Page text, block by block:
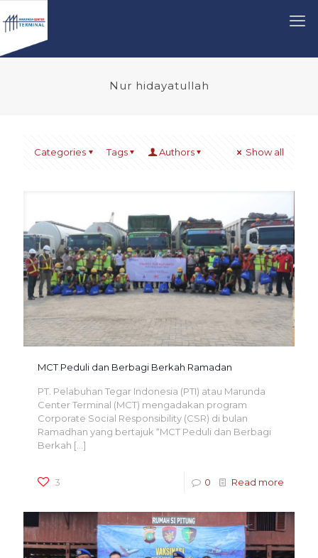
Nur hidayatullah
Categories Tags Authors Show all
MCT Peduli dan Berbagi Berkah Ramadan
PT. Pelabuhan Tegar Indonesia (PTI) atau Marunda
Center Terminal (MCT) mengadakan program
Corporate Social Responsibility (CSR) di bulan
Ramadhan yang bertajuk “MCT Peduli dan Berbagi
Berkah […]
3 0 Read more